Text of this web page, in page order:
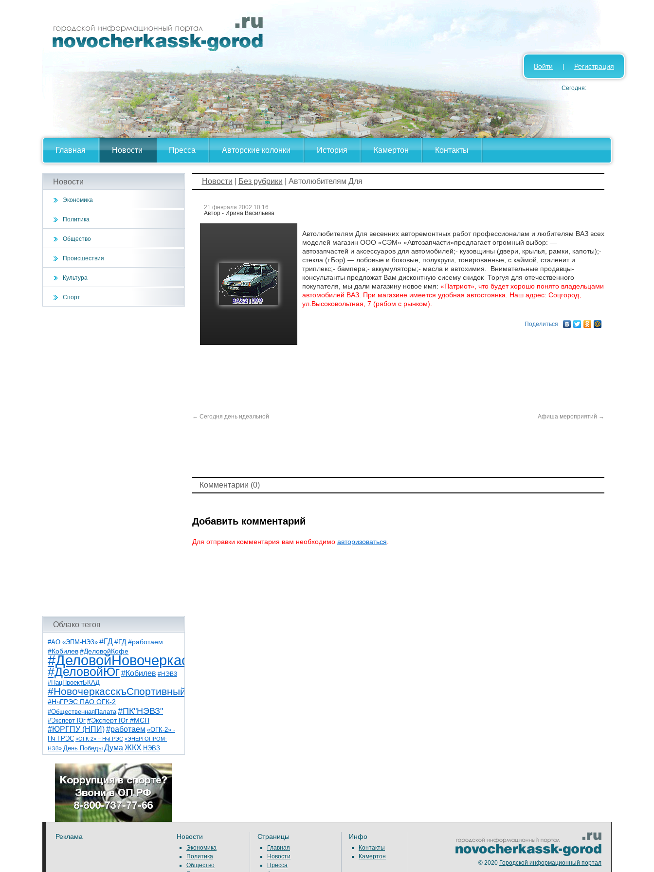
Главная Новости Пресса Авторские колонки История Камертон Контакты
Войти | Регистрация
Сегодня:
Новости
Экономика
Политика
Общество
Происшествия
Культура
Спорт
Облако тегов
#АО «ЭПМ-НЭЗ» #ГД #ГД #работаем
#Кобилев #ДеловойКофе
#ДеловойНовочеркасск
#ДеловойЮг#Кобилев #НЭВЗ
#НацПроектБКАД
#НовочеркасскъСпортивный
#НчГРЭС ПАО ОГК-2
#ОбщественнаяПалата #ПК"НЭВЗ"
#Эксперт Юг #Эксперт Юг #МСП
#ЮРГПУ (НПИ)#работаем «ОГК-2» -
Нч ГРЭС «ОГК-2» – НчГРЭС «ЭНЕРГОПРОМ-
НЭЗ» День Победы Дума ЖКХ НЭВЗ
НчГРЭС ТНТ
благоустройствоветераны выборы
детидороги казаки коррупция космос
общественная палата парк пожар роща
спорт театр транспорт художники
Новости Без рубрики | Автолюбителям Для
21 февраля 2002 10:16
Автор - Ирина Васильева
Автолюбителям Для весенних авторемонтных работ профессионалам и любителям ВАЗ всех
моделей магазин ООО «СЭМ» «Автозапчасти»предлагает огромный выбор: —
автозапчастей и аксессуаров для автомобилей;- кузовщины (двери, крылья, рамки, капоты);-
стекла (г.Бор) — лобовые и боковые, полукруги, тонированные, с каймой, сталенит и
триплекс;- бампера;- аккумуляторы;- масла и автохимия. Внимательные продавцы-
консультанты предложат Вам дисконтную сисему скидок Торгуя для отечественного
покупателя, мы дали магазину новое имя: «Патриот», что будет хорошо понято владельцами
автомобилей ВАЗ. При магазине имеется удобная автостоянка. Наш адрес: Соцгород,
ул.Высоковольтная, 7 (рябом с рынком).
Поделиться
← Сегодня день идеальной Афиша мероприятий →
Комментарии (0)
Добавить комментарий
Для отправки комментария вам необходимо авторизоваться
Реклама Новости
Экономика
Политика
Общество
Страницы
Главная
Новости
Пресса
Инфо
Контакты
Камертон
© 2020 Городской информационный портал